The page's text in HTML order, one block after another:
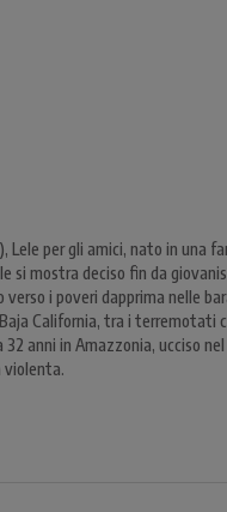
Lele per gli amici, nato in una
si mostra deciso fin da
i poveri dapprima nelle
California, tra i terremotati
32 anni in Amazzonia, ucciso
violenta.